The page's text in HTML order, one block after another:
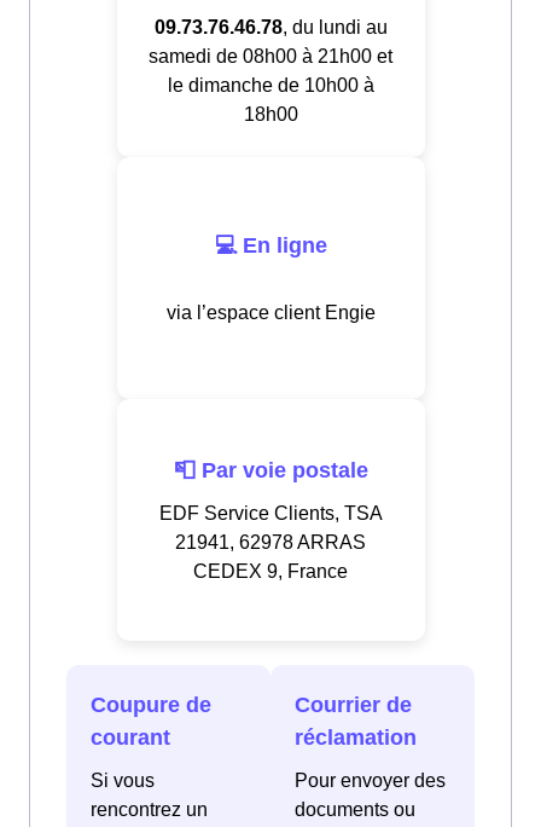
09.73.76.46.78, du lundi au
samedi de 08h00 à 21h00 et
le dimanche de 10h00 à
18h00
💻 En ligne
via l’espace client Engie
📮 Par voie postale
EDF Service Clients, TSA
21941, 62978 ARRAS
CEDEX 9, France
Coupure de
courant
Si vous
rencontrez un
Courrier de
réclamation
Pour envoyer des
documents ou